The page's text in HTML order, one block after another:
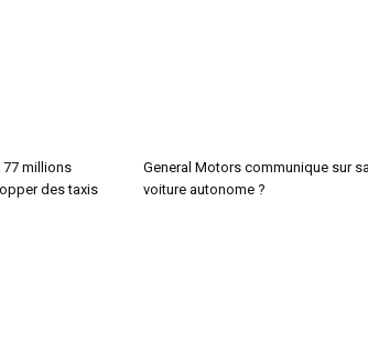
77 millions
des taxis
General Motors communique sur sa
voiture autonome ?